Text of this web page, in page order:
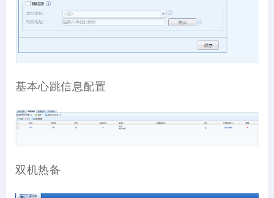
基本心跳信息配置
双机热备